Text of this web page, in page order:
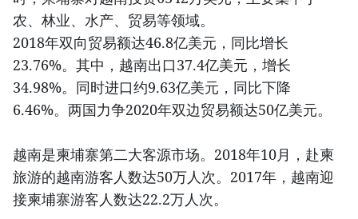
农、林业、水产、贸易等领域。
2018年双向贸易额达46.8亿美元，同比增长
23.76%。其中，越南出口37.4亿美元，增长
34.98%。同时进口约9.63亿美元，同比下降
6.46%。两国力争2020年双边贸易额达50亿美元。
越南是柬埔寨第二大客源市场。2018年10月，赴柬
旅游的越南游客人数达50万人次。2017年，越南迎
接柬埔寨游客人数达22.2万人次。